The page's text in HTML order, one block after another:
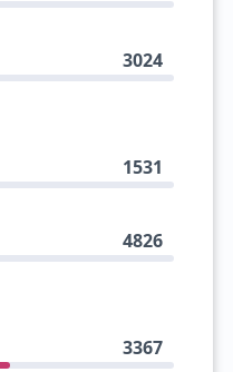
3024
1531
4826
3367